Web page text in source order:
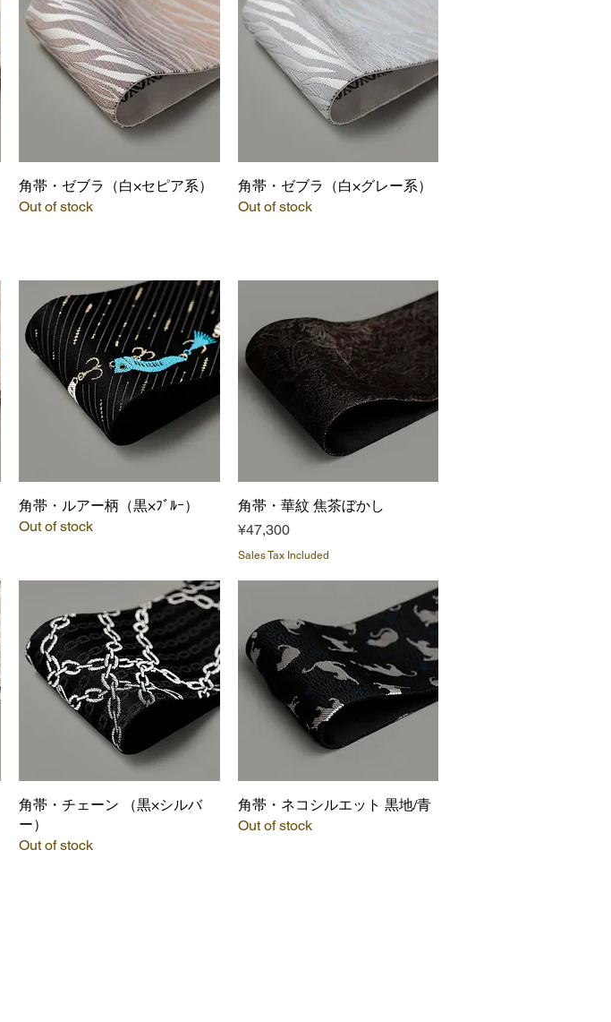
Quick View
角帯・ゼブラ（白×セピア系）
Out of stock
Quick View
角帯・ゼブラ（白×グレー系）
Out of stock
Quick View
角帯・ルアー柄（黒×ﾌﾞﾙｰ）
Out of stock
Quick View
角帯・華紋 焦茶ぼかし
Price
¥47,300
Sales Tax Included
Quick View
角帯・チェーン （黒×シルバ
ー）
Out of stock
Quick View
角帯・ネコシルエット 黒地/青
Out of stock